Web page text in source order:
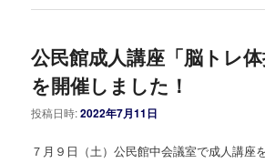
公民館成人講座「脳トレ体
を開催しました！
投稿日時:2022年7月11日
７月９日（土）公民館中会議室で成人講座